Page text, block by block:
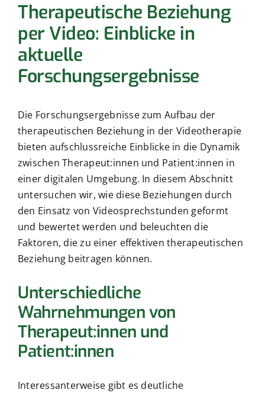
Therapeutische Beziehung
per Video: Einblicke in
aktuelle
Forschungsergebnisse
Die Forschungsergebnisse zum Aufbau der
therapeutischen Beziehung in der Videotherapie
bieten aufschlussreiche Einblicke in die Dynamik
zwischen Therapeut:innen und Patient:innen in
einer digitalen Umgebung. In diesem Abschnitt
untersuchen wir, wie diese Beziehungen durch
den Einsatz von Videosprechstunden geformt
und bewertet werden und beleuchten die
Faktoren, die zu einer effektiven therapeutischen
Beziehung beitragen können.
Unterschiedliche
Wahrnehmungen von
Therapeut:innen und
Patient:innen
Interessanterweise gibt es deutliche